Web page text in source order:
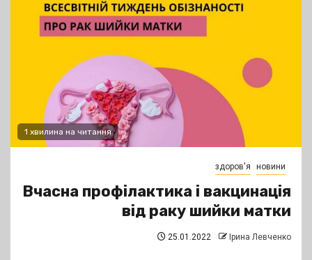
1 хвилина на читання
здоров'я новини
Вчасна профілактика і вакцинація
від раку шийки матки
25.01.2022 Ірина Левченко